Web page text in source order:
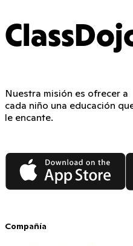
Nuestra misión es ofrecer a
cada niño una educación
le encante.
App Store
Compañía